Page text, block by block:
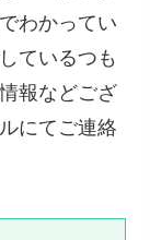
わかってい
ているつも
報などござ
にてご連絡